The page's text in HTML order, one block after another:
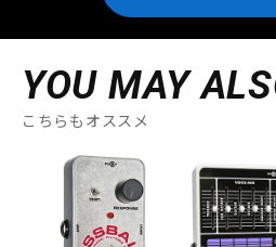
YOU MAY
こちらもオススメ